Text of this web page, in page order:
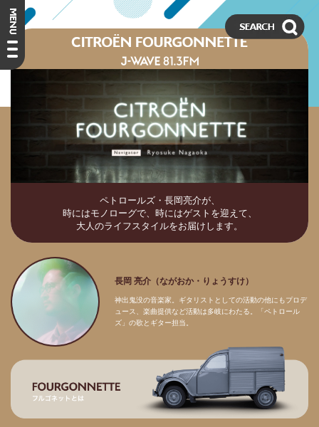
ペトロールズ・長岡亮介が、
時にはモノローグで、時にはゲストを迎えて、
大人のライフスタイルをお届けします。
長岡 亮介（ながおか・りょうすけ）
神出鬼没の音楽家。ギタリストとしての活動の他にもプロデ
ュース、楽曲提供など活動は多岐にわたる。「ペトロール
ズ」の歌とギター担当。